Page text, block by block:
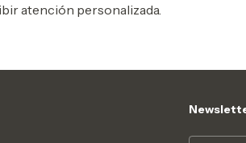
atención personalizada.